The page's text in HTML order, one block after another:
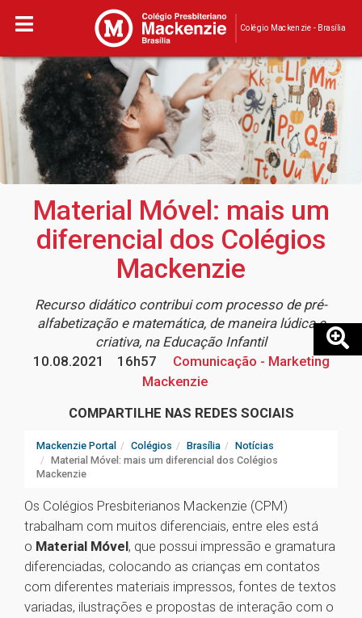
Colégio Mackenzie - Brasília
Material Móvel: mais um
diferencial dos Colégios
Mackenzie
Recurso didático contribui com processo de pré-
alfabetização e matemática, de maneira lúdica e
criativa, na Educação Infantil
10.08.2021
16h57
Comunicação - Marketing
Mackenzie
COMPARTILHE NAS REDES SOCIAIS
Mackenzie Portal Colégios Brasília
Notícias
Material Móvel: mais um diferencial dos Colégios
Mackenzie
Os Colégios Presbiterianos Mackenzie (CPM)
trabalham com muitos diferenciais, entre eles está
o Material Móvel, que possui impressão e gramatura
diferenciadas, colocando as crianças em contatos
com diferentes materiais impressos, fontes de textos
variadas, ilustrações e propostas de interação com o